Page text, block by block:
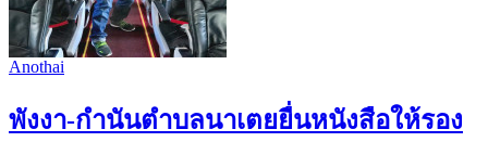
Anothai
พังงา-กำนันตำบลนาเตยยื่นหนังสือให้รอง